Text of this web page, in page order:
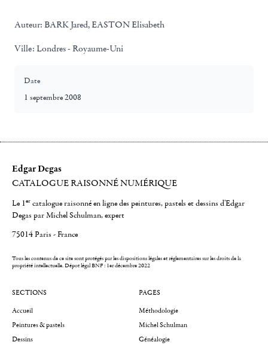
Auteur: BARK Jared, EASTON Elisabeth
Ville: Londres - Royaume-Uni
Date
1 septembre 2008
Edgar Degas
CATALOGUE RAISONNÉ NUMÉRIQUE
Le 1er catalogue raisonné en ligne des peintures, pastels et dessins d'Edgar
Degas par Michel Schulman, expert
75014 Paris - France
Tous les contenus de ce site sont protégés par les dispositions légales et réglementaires sur les droits de la
propriété intellectuelle.Dépot légal BNF : 1er décembre 2022
SECTIONS
Accueil
Peintures & pastels
Dessins
PAGES
Méthodologie
Michel Schulman
Généalogie